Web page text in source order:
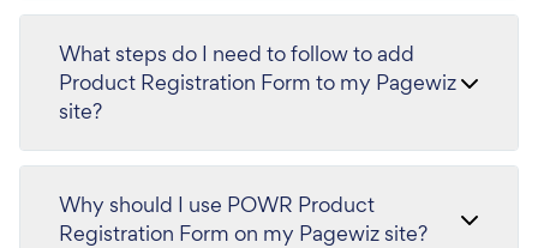
What steps do I need to follow to add
Product Registration Form to my Pagewiz
site?
Why should I use POWR Product
Registration Form on my Pagewiz site?